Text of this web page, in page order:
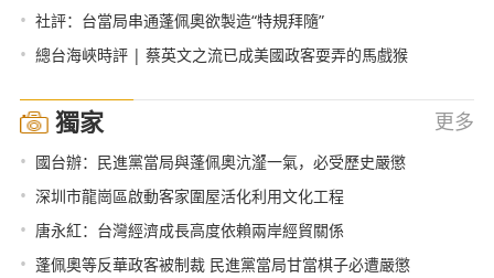
• 社評：台當局串通蓬佩奧欲製造“特規拜隨”
• 總台海峽時評 | 蔡英文之流已成美國政客耍弄的馬戲猴
獨家 更多
• 國台辦：民進黨當局與蓬佩奧沆瀣一氣，必受歷史嚴懲
• 深圳市龍崗區啟動客家圍屋活化利用文化工程
• 唐永紅：台灣經濟成長高度依賴兩岸經貿關係
• 蓬佩奧等反華政客被制裁 民進黨當局甘當棋子必遭嚴懲